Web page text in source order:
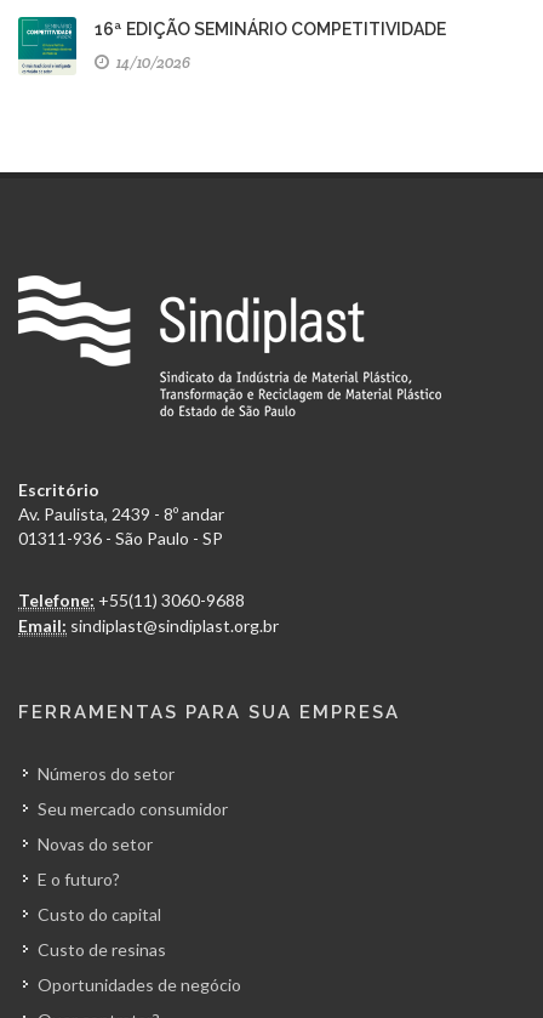
16ª EDIÇÃO SEMINÁRIO COMPETITIVIDADE
14/10/2026
Escritório
Av. Paulista, 2439 - 8º andar
01311-936 - São Paulo - SP
Telefone: +55(11) 3060-9688
Email: sindiplast@sindiplast.org.br
FERRAMENTAS PARA SUA EMPRESA
Números do setor
Seu mercado consumidor
Novas do setor
E o futuro?
Custo do capital
Custo de resinas
Oportunidades de negócio